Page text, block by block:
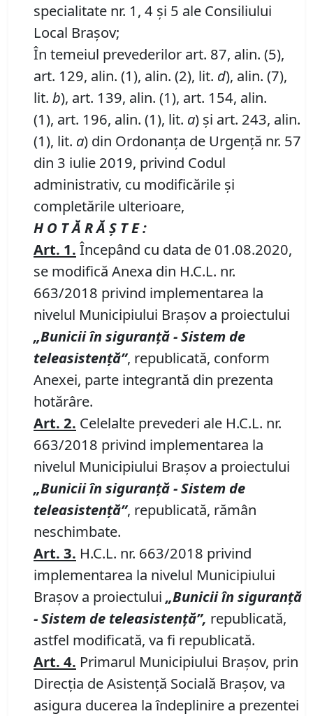
specialitate nr. 1, 4 și 5 ale Consiliului
Local Brașov;
În temeiul prevederilor art. 87, alin. (5),
art. 129, alin. (1), alin. (2), lit. d), alin. (7),
lit. b), art. 139, alin. (1), art. 154, alin.
(1), art. 196, alin. (1), lit. a) și art. 243, alin.
(1), lit. a) din Ordonanța de Urgență nr. 57
din 3 iulie 2019, privind Codul
administrativ, cu modificările și
completările ulterioare,
H O T Ă R Ă Ş T E :
Art. 1. Începând cu data de 01.08.2020,
se modifică Anexa din H.C.L. nr.
663/2018 privind implementarea la
nivelul Municipiului Brașov a proiectului
„Bunicii în siguranță-Sistem de
teleasistență”, republicată, conform
Anexei, parte integrantă din prezenta
hotărâre.
Art. 2. Celelalte prevederi ale H.C.L. nr.
663/2018 privind implementarea la
nivelul Municipiului Brașov a proiectului
„Bunicii în siguranță-Sistem de
teleasistență”, republicată, rămân
neschimbate.
Art. 3. H.C.L. nr. 663/2018 privind
implementarea la nivelul Municipiului
Brașov a proiectului „Bunicii în siguranță
-Sistem de teleasistență”, republicată,
astfel modificată, va fi republicată.
Art. 4. Primarul Municipiului Braşov, prin
Direcția de Asistență Socială Brașov, va
asigura ducerea la îndeplinire a prezentei